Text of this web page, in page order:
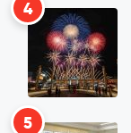
4
5